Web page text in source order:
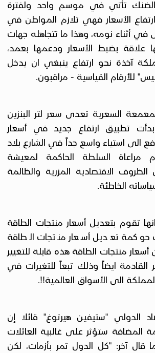
تأتي في موسم واحد ولفترة
الأسعار فهي تلازم المواطن في
أثناء نومه، وهذا ما تتجاهله جهات
علاقة بضبط الأسعار ودعمها بعمد،
آخذة نحو ارتفاع ينبغي ان يدخل
للأرقام القياسية - مراقبون.
السعرية تعدى سعر لتر البنزين
بدأت تطبيق ارتفاع جديد في أسعار
الى استياء واسع جداً في الشارع بلاد
مراعاة السلطة الحاكمة لمعيشة
الاقتصادية المزرية والظالمة
الخاطئة.
تقوم بتعديل أسعار منتجات الطاقة
حوكمة تعديل أسعار منتجات الطاقة
منتجات الطاقة هذه قابلة للتغيير
القادمة ايضاً وذلك تبعاً للتغيرات في
الى الأسواق العالمية!!.
الدولي "ستيفين هيرتوغ" قائلا إن
المضافة ستؤثر على غالبية العائلات
قال آخر: "كل الدول تمر بأزمات، لكن